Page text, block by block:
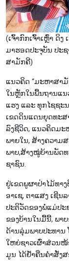
(ເຈົ້າກົກເຈົ້າເຫຼົ່າ ດິ
ມາຮອດປະຈຸບັນ ປະ
ສາມັກຄີ)
ແນວ​ຄິດ “ມະ​ຫາ​ສາ​
ໃນ​ຫຼັກ​ໃນ​ພື້ນ​ຖານ​ແ
ແຮງ ແລະ ທຸກ​ໄຊ​ຊະ​
ເຂດ​ດິນ​ແດນ​ຍຸດ​ທະ​ສ
ລົງ​ຊີ​ວິດ, ແນວ​ຄິດ​ມ
ພາຍ​ໃນ, ສ້າງ​ຄວາ
ພາບ,ສ້າງໝູ່​ບ້ານ​ພັດ​ທ
ຊາ​ຊົນ​.
ຢູ່​​ເຂດພູຜາປ່າໄມ້ທາ
ອາ​ເຊ, ຕາ​ແສງ ເຊີນ​
ປະ​ຕິ​ວັດ​ຂອງ​ພໍ່​ແມ່​ປະ​
ຂອງ​ບ້ານ​ໃນ​ມື້ນີ້, ພາ
ດ້ານ​ລຸ່ມ​​ພາບ​ປະ​ທານ
ໃຫຍ່​​ຊາວ​ເຜົ່າ​ສ່ວນ​ໜ້
ມູນ ໄດ້​ຢ້ຳ​ຄືນ​ຄຳ​ສັ່ງ